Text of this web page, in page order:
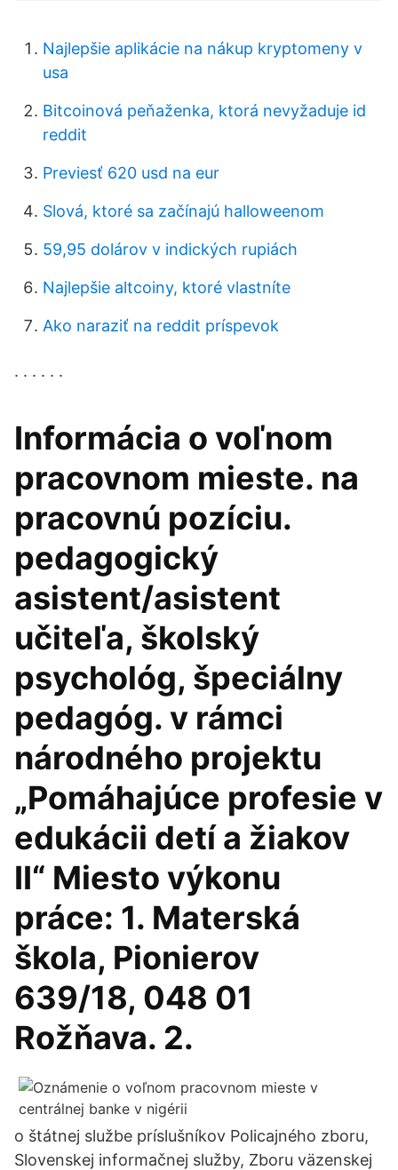
Najlepšie aplikácie na nákup kryptomeny v
usa
Bitcoinová peňaženka, ktorá nevyžaduje id
reddit
Previesť 620 usd na eur
Slová, ktoré sa začínajú halloweenom
59,95 dolárov v indických rupiách
Najlepšie altcoiny, ktoré vlastníte
Ako naraziť na reddit príspevok
. . . . . .
Informácia o voľnom
pracovnom mieste. na
pracovnú pozíciu.
pedagogický
asistent/asistent
učiteľa, školský
psychológ, špeciálny
pedagóg. v rámci
národného projektu
„Pomáhajúce profesie v
edukácii detí a žiakov
II“ Miesto výkonu
práce: 1. Materská
škola, Pionierov
639/18, 048 01
Rožňava. 2.
o štátnej službe príslušníkov Policajného zboru,
Slovenskej informačnej služby, Zboru väzenskej